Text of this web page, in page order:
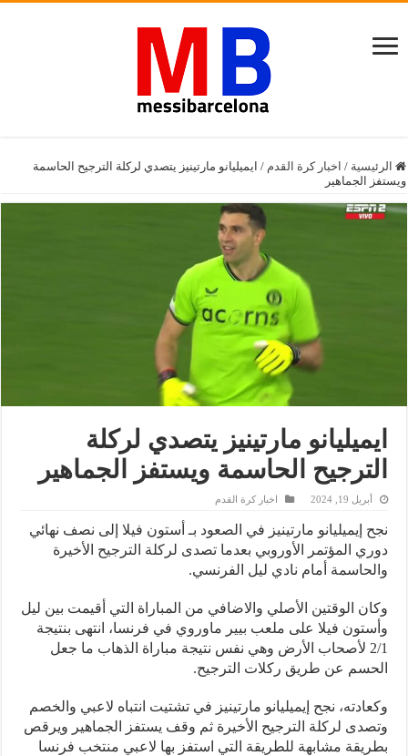
الرئيسية / اخبار كرة القدم / ايميليانو مارتينيز يتصدي لركلة الترجيح الحاسمة
ويستفز الجماهير
ايميليانو مارتينيز يتصدي لركلة
الترجيح الحاسمة ويستفز الجماهير
أبريل 19, 2024 اخبار كرة القدم
نجح إيميليانو مارتينيز في الصعود بـ أستون فيلا إلى نصف نهائي
دوري المؤتمر الأوروبي بعدما تصدى لركلة الترجيح الأخيرة
والحاسمة أمام نادي ليل الفرنسي.
وكان الوقتين الأصلي والاضافي من المباراة التي أقيمت بين ليل
وأستون فيلا على ملعب بيير ماوروي في فرنسا، انتهى بنتيجة
2/1 لأصحاب الأرض وهي نفس نتيجة مباراة الذهاب ما جعل
الحسم عن طريق ركلات الترجيح.
وكعادته، نجح إيميليانو مارتينيز في تشتيت انتباه لاعبي والخصم
وتصدى لركلة الترجيح الأخيرة ثم وقف يستفز الجماهير ويرقص
بطريقة مشابهة للطريقة التي استفز بها لاعبي منتخب فرنسا